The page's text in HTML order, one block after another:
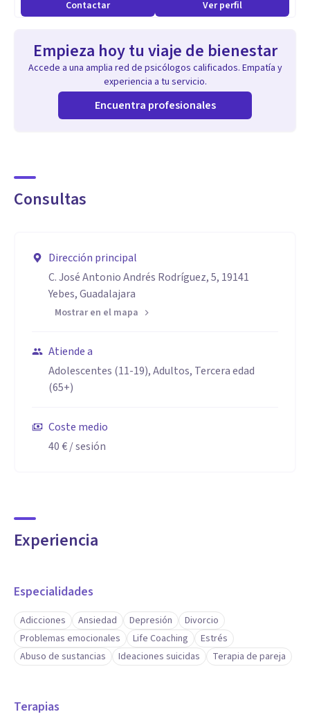
Se ha comprobado que el coaching y la psicoterapia son
modelos de intervención altamente efectivos. Al integrar
profesionales con experiencia y especialización en ámbos
modelos ENDI aborda de la manera más amplia la atención
Aptitudes
Todos nuestros Terapeutas están Colegiados y Habilitados
Contactar Ver perfil
Empieza hoy tu viaje de bienestar
Accede a una amplia red de psicólogos calificados. Empatía y
experiencia a tu servicio.
Encuentra profesionales
Consultas
Dirección principal
C. José Antonio Andrés Rodríguez, 5, 19141
Yebes, Guadalajara
Mostrar en el mapa
Atiende a
Adolescentes (11-19), Adultos, Tercera edad
(65+)
Coste medio
40 €/ sesión
Experiencia
Especialidades
Adicciones Ansiedad Depresión
Divorcio
Problemas emocionales
Life Coaching
Estrés
Abuso de sustancias
Ideaciones suicidas Terapia de pareja
Terapias